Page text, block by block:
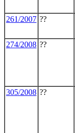
261/2007 ??
274/2008 ??
305/2008 ??